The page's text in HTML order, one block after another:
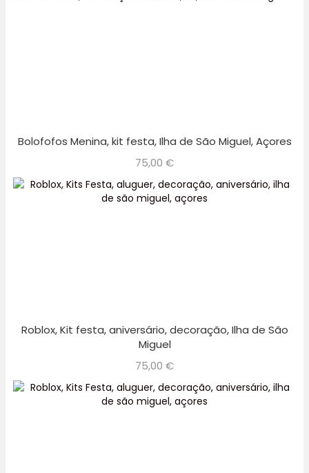
Bolofofos Menina, kit festa, Ilha de São Miguel, Açores
75,00 €
Roblox, Kit festa, aniversário, decoração, Ilha de São
Miguel
75,00 €